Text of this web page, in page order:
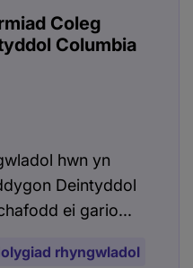
Coleg
Columbia
hwn yn
Deintyddol
ei gario...
rhyngwladol